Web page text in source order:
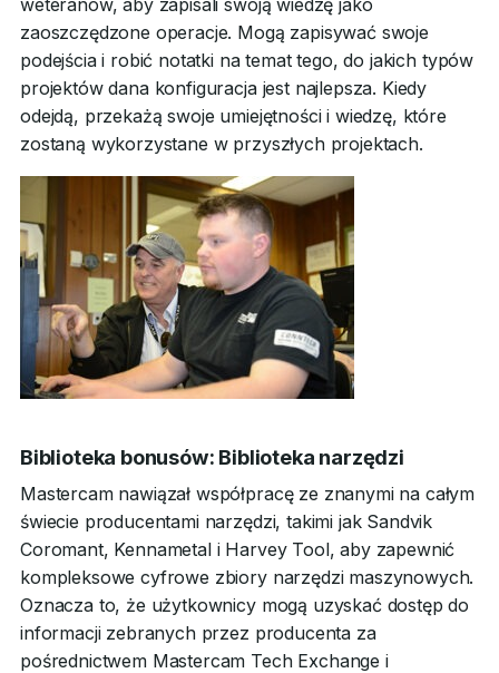
weteranów, aby zapisali swoją wiedzę jako
zaoszczędzone operacje. Mogą zapisywać swoje
podejścia i robić notatki na temat tego, do jakich typów
projektów dana konfiguracja jest najlepsza. Kiedy
odejdą, przekażą swoje umiejętności i wiedzę, które
zostaną wykorzystane w przyszłych projektach.
Biblioteka bonusów: Biblioteka narzędzi
Mastercam nawiązał współpracę ze znanymi na całym
świecie producentami narzędzi, takimi jak Sandvik
Coromant, Kennametal i Harvey Tool, aby zapewnić
kompleksowe cyfrowe zbiory narzędzi maszynowych.
Oznacza to, że użytkownicy mogą uzyskać dostęp do
informacji zebranych przez producenta za
pośrednictwem Mastercam Tech Exchange i